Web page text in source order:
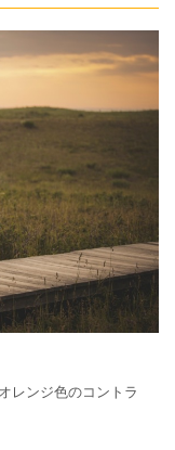
レンジ色のコントラ